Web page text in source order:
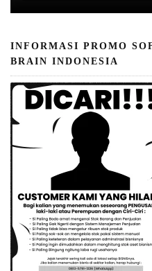
INFORMASI PROMO
BRAIN INDONESIA